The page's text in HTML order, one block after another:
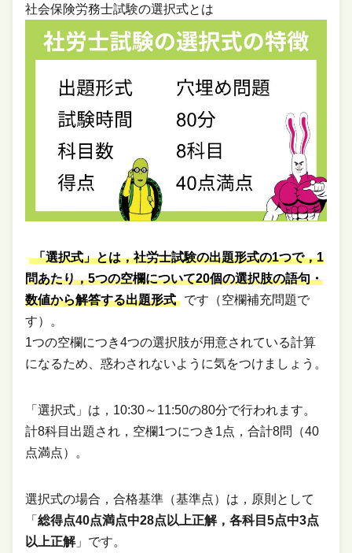
社会保険労務士試験の選択式とは
「選択式」とは，社労士試験の出題形式の1つで，1
問あたり，5つの空欄について20個の選択肢の語句・
数値から解答する出題形式
です（空欄補充問題で
す）。
1つの空欄につき4つの選択肢が用意されている計算
になるため、惑わされないように気をつけましょう。
「選択式」は，10:30～11:50の80分で行われます。
計8科目出題され，空欄1つにつき1点，合計8問（40
点満点）。
選択式の場合，合格基準（基準点）は，原則として
「 総得点40点満点中28点以上正解，各科目5点中3点
以上正解」です。